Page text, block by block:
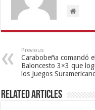
Previous
Carabobeña comandó el
Baloncesto 3×3 que
los Juegos
Related Articles